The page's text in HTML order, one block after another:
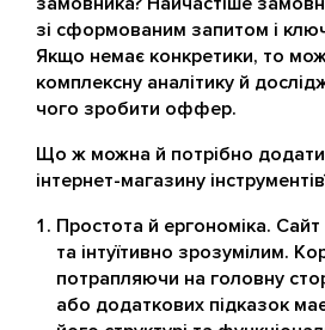
зі сформованим запитом і
Якщо немає конкретики, то
комплексну аналітику й
чого зробити оффер.
Що ж можна й потрібно додати
інтернет-магазину
Простота й ергономіка.
та інтуїтивно зрозумілим.
потрапляючи на головну
або додаткових підказок